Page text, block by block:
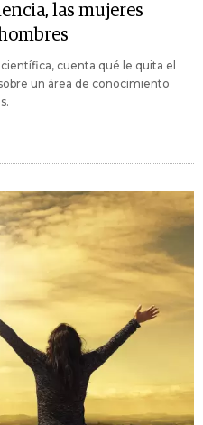
las mujeres
cuenta qué le quita el
un área de conocimiento